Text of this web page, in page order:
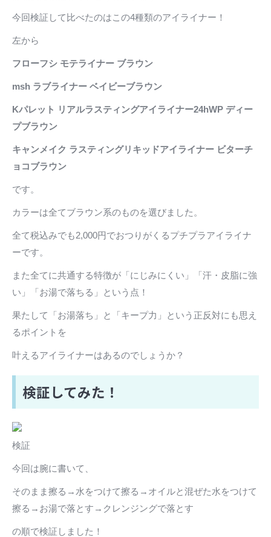
今回検証して比べたのはこの4種類のアイライナー！
左から
フローフシ モテライナー ブラウン
msh ラブライナー ベイビーブラウン
Kパレット リアルラスティングアイライナー24hWP ディー
プブラウン
キャンメイク ラスティングリキッドアイライナー ビターチ
ョコブラウン
です。
カラーは全てブラウン系のものを選びました。
全て税込みでも2,000円でおつりがくるプチプラアイライナ
ーです。
また全てに共通する特徴が「にじみにくい」「汗・皮脂に強
い」「お湯で落ちる」という点！
果たして「お湯落ち」と「キープ力」という正反対にも思え
るポイントを
叶えるアイライナーはあるのでしょうか？
検証してみた！
検証
今回は腕に書いて、
そのまま擦る→水をつけて擦る→オイルと混ぜた水をつけて
擦る→お湯で落とす→クレンジングで落とす
の順で検証しました！